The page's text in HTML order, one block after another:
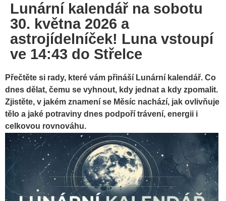
Lunární kalendář na sobotu
30. května 2026 a
astrojídelníček! Luna vstoupí
ve 14:43 do Střelce
Přečtěte si rady, které vám přináší Lunární kalendář. Co
dnes dělat, čemu se vyhnout, kdy jednat a kdy zpomalit.
Zjistěte, v jakém znamení se Měsíc nachází, jak ovlivňuje
tělo a jaké potraviny dnes podpoří trávení, energii i
celkovou rovnováhu.